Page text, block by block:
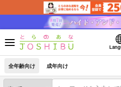
全年齢向け 成年向け